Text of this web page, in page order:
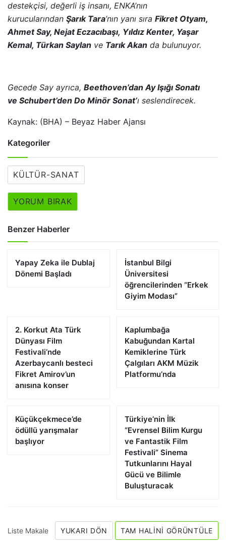
destekçisi, değerli iş insanı, ENKA’nın
kurucularından Şarık Tara’nın yanı sıra Fikret Otyam,
Ahmet Say, Nejat Eczacıbaşı, Yıldız Kenter, Yaşar
Kemal, Türkan Saylan ve Tarık Akan da bulunuyor.
Gecede Say ayrıca, Beethoven’danAy Işığı Sonatı
ve Schubert’den Do Minör Sonat’ı seslendirecek.
Kaynak: (BHA) – Beyaz Haber Ajansı
Kategoriler
KÜLTÜR-SANAT
YORUM BIRAK
Benzer Haberler
Yapay Zeka ile Dublaj
Dönemi Başladı
İstanbul Bilgi
Üniversitesi
öğrencilerinden “Erkek
Giyim Modası”
2. Korkut Ata Türk
Dünyası Film
Festivali’nde
Azerbaycanlı besteci
Fikret Amirov’un
anısına konser
Kaplumbağa
Kabuğundan Kartal
Kemiklerine Türk
Çalgıları AKM Müzik
Platformu’nda
Küçükçekmece’de
ödüllü yarışmalar
başlıyor
Türkiye’nin İlk
“Evrensel Bilim Kurgu
ve Fantastik Film
Festivali” Sinema
Tutkunlarını Hayal
Gücü ve Bilimle
Buluşturacak
Liste Makale YUKARI DÖN TAM HALINI GÖRÜNTÜLE